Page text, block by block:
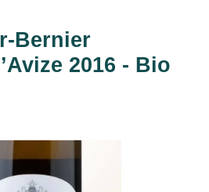
Bernier
2016 - Bio